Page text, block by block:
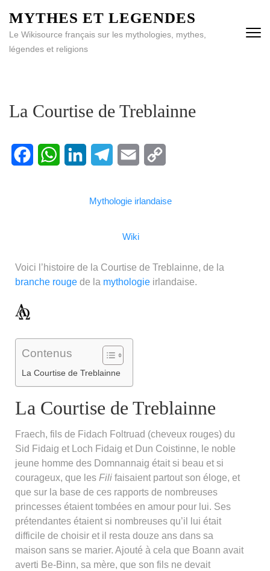
MYTHES ET LEGENDES
Le Wikisource français sur les mythologies, mythes,
légendes et religions
La Courtise de Treblainne
FacebookWhatsAppLinkedInTelegramEmail
Mythologie irlandaise
Wiki
Voici l’histoire de la Courtise de Treblainne, de la
branche rouge de la mythologie irlandaise.
Contenus
La Courtise de Treblainne
La Courtise de Treblainne
Fraech, fils de Fidach Foltruad (cheveux rouges) du
Sid Fidaig et Loch Fidaig et Dun Coistinne, le noble
jeune homme des Domnannaig était si beau et si
courageux, que les Fili faisaient partout son éloge, et
que sur la base de ces rapports de nombreuses
princesses étaient tombées en amour pour lui. Ses
prétendantes étaient si nombreuses qu’il lui était
difficile de choisir et il resta douze ans dans sa
maison sans se marier. Ajouté à cela que Boann avait
averti Be-Binn, sa mère, que son fils ne devait